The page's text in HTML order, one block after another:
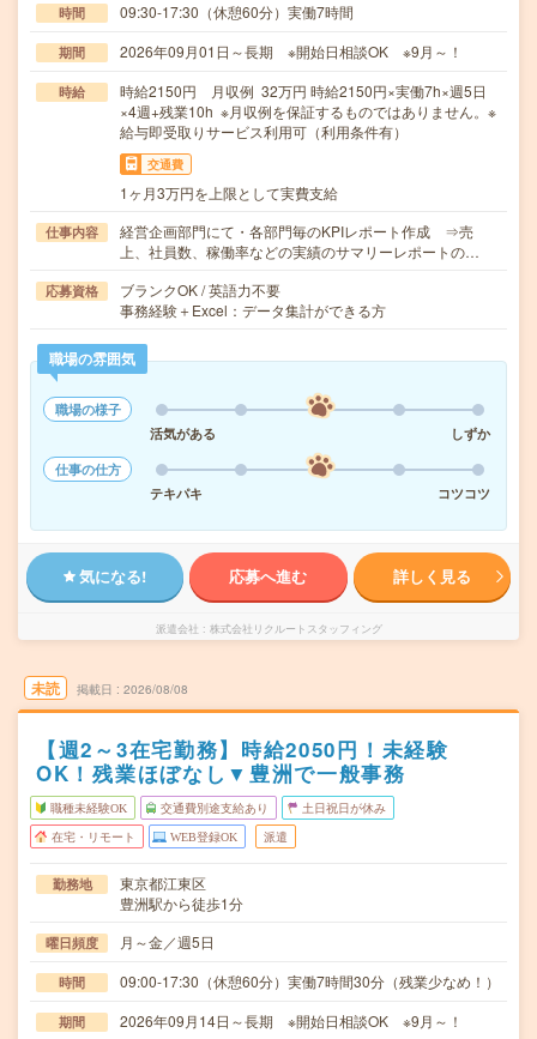
時間 09:30-17:30（休憩60分）実働7時間
期間 2026年09月01日～長期 ※開始日相談OK ※9月～！
時給
時給2150円 月収例 32万円 時給2150円×実働7h×週5日
×4週+残業10h ※月収例を保証するものではありません。※
給与即受取りサービス利用可（利用条件有）
交通費
1ヶ月3万円を上限として実費支給
仕事内容
経営企画部門にて・各部門毎のKPIレポート作成 ⇒売
上、社員数、稼働率などの実績のサマリーレポートの…
応募資格
ブランクOK / 英語力不要
事務経験＋Excel：データ集計ができる方
職場の雰囲気
職場の様子
活気がある
しずか
仕事の仕方
テキパキ
コツコツ
気になる! 応募へ進む 詳しく見る
派遣会社 株式会社リクルートスタッフィング
未読 掲載日 2026/08/08
【週2～3在宅勤務】時給2050円！未経験
OK！残業ほぼなし▼豊洲で一般事務
職種未経験OK 交通費別途支給あり 土日祝日が休み
在宅・リモート WEB登録OK 派遣
勤務地
東京都江東区
豊洲駅から徒歩1分
曜日頻度 月～金／週5日
時間 09:00-17:30（休憩60分）実働7時間30分（残業少なめ！）
期間 2026年09月14日～長期 ※開始日相談OK ※9月～！